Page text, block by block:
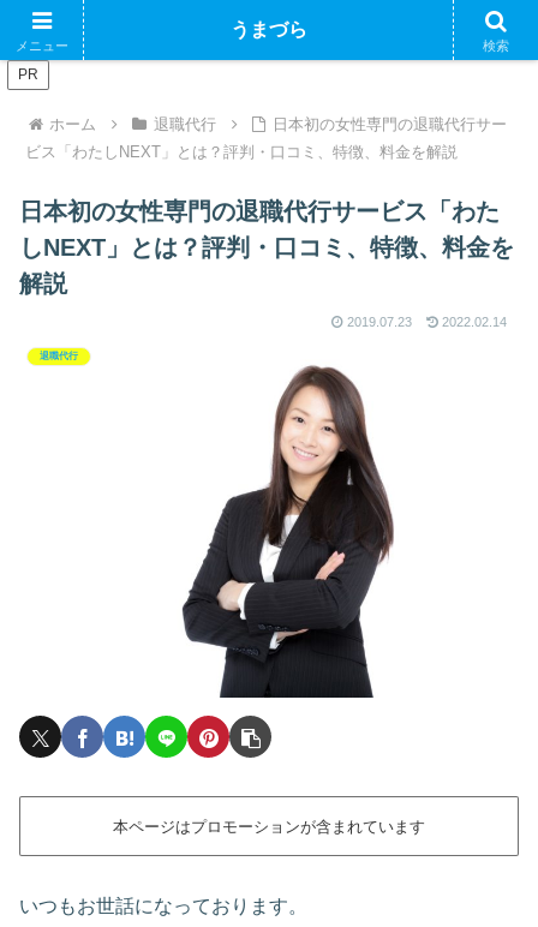
ブログで収益化できるかやってみるブログ
PR
ホーム 退職代行
日本初の女性専門の退職代行サー
ビス「わたしNEXT」とは？評判・口コミ、特徴、料金を解説
日本初の女性専門の退職代行サービス「わた
しNEXT」とは？評判・口コミ、特徴、料金を
解説
2019.07.23 2022.02.14
退職代行
本ページはプロモーションが含まれています
いつもお世話になっております。
メニュー
うまづら
検索